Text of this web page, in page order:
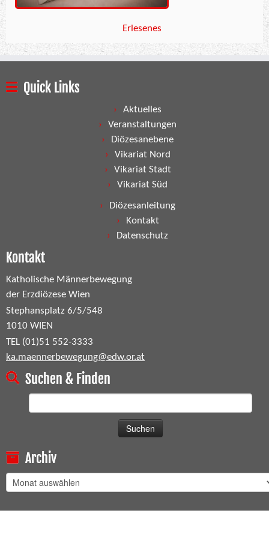
Erlesenes
Quick Links
Aktuelles
Veranstaltungen
Diözesanebene
Vikariat Nord
Vikariat Stadt
Vikariat Süd
Diözesanleitung
Kontakt
Datenschutz
Kontakt
Katholische Männerbewegung
der Erzdiözese Wien
Stephansplatz 6/5/548
1010 WIEN
TEL (01)51 552-3333
ka.maennerbewegung@edw.or.at
Suchen & Finden
Archiv
Archiv